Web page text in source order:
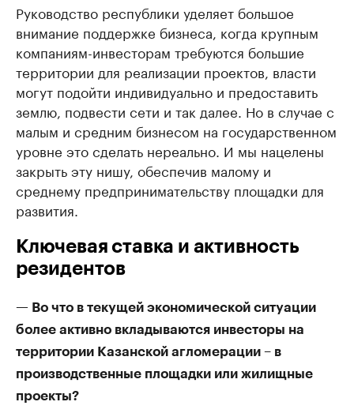
Руководство республики уделяет большое
внимание поддержке бизнеса, когда крупным
компаниям-инвесторам требуются большие
территории для реализации проектов, власти
могут подойти индивидуально и предоставить
землю, подвести сети и так далее. Но в случае с
малым и средним бизнесом на государственном
уровне это сделать нереально. И мы нацелены
закрыть эту нишу, обеспечив малому и
среднему предпринимательству площадки для
развития.
Ключевая ставка и активность
резидентов
— Во что в текущей экономической ситуации
более активно вкладываются инвесторы на
территории Казанской агломерации – в
производственные площадки или жилищные
проекты?